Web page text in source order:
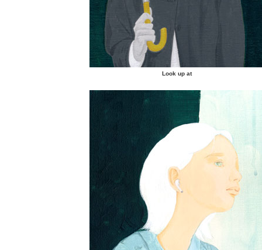
Look up at